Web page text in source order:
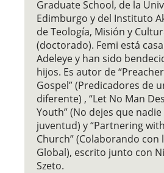
Graduate School, de la
Edimburgo y del Instituto
de Teología, Misión y
(doctorado). Femi está
Adeleye y han sido
hijos. Es autor de
Gospel” (Predicadores de
diferente) , “Let No Man
Youth” (No dejes que
juventud) y “Partnering
Church” (Colaborando con
Global), escrito junto con
Szeto.